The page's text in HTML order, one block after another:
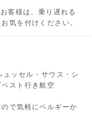
客様は、乗り遅れる
気を付けください。
チェックイン(有料)
ーでのチェックイン
合、手数料が必要で
ーロ/当日払い）
ッセル・サウス・シ
スト行き航空
で気軽にベルギーか